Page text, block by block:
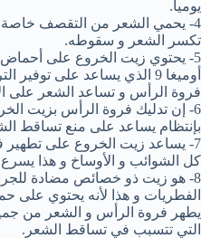
يوميا.
4- يحمي الشعر من التقصف خاصة
تكسر الشعر و سقوطه.
5- يحتوي زيت الخروع على
أوميغا 9 الذي يساعد على
فروة الرأس و تساعد الشعر على
6- إن تدليك فروة الرأس بزيت
بإنتظام يساعد على منع تساقط
7- يساعد زيت الخروع على
كل الشوائب و الأوساخ و هذا
8- هو زيت ذو خصائص مضادة
الفطريات و هذا لأنه يحتوي على
يطهر فروة الرأس و الشعر من
التي تتسبب في تساقط الشعر.